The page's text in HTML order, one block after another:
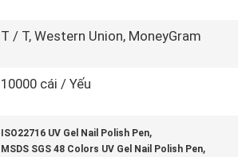
T / T, Western Union, MoneyGram
10000 cái / Yếu
ISO22716 UV Gel Nail Polish Pen,
MSDS SGS 48 Colors UV Gel Nail Polish Pen,